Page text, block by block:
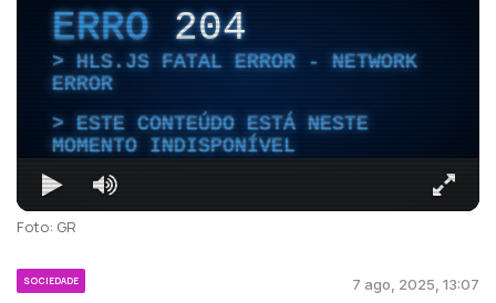
ERRO204
HLS.JS FATAL ERROR - NETWORK
ERROR
ESTE CONTEÚDO ESTÁ NESTE
MOMENTO INDISPONÍVEL
Foto: GR
SOCIEDADE 7 ago, 2025, 13:07